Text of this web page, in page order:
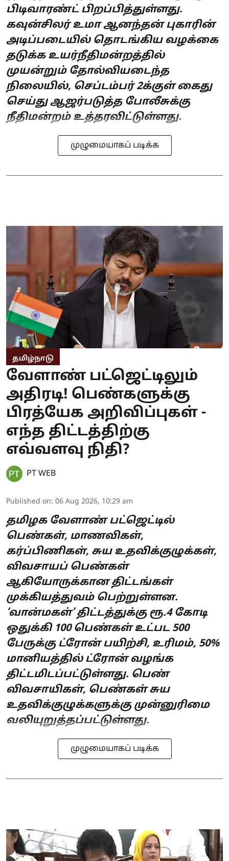
பிடிவாரண்ட் பிறப்பித்துள்ளது.
கவுன்சிலர் உமா ஆனந்தன் புகாரின்
அடிப்படையில் தொடங்கிய வழக்கை
தடுக்க உயர்நீதிமன்றத்தில்
முயன்றும் தோல்வியடைந்த
நிலையில், செப்டம்பர் 2க்குள் கைது
செய்து ஆஜர்படுத்த போலீசுக்கு
நீதிமன்றம் உத்தரவிட்டுள்ளது.
முழுமையாகப் படிக்க
தமிழ்நாடு
வேளாண் பட்ஜெட்டிலும்
அதிரடி! பெண்களுக்கு
பிரத்யேக அறிவிப்புகள் -
எந்த திட்டத்திற்கு
எவ்வளவு நிதி?
PT WEB
Published on: 06 Aug 2026, 10:29 am
தமிழக வேளாண் பட்ஜெட்டில்
பெண்கள், மாணவிகள்,
கர்ப்பிணிகள், சுய உதவிக்குழுக்கள்,
விவசாயப் பெண்கள்
ஆகியோருக்கான திட்டங்கள்
முக்கியத்துவம் பெற்றுள்ளன.
‘வான்மகள்’ திட்டத்துக்கு ரூ.4 கோடி
ஒதுக்கி 100 பெண்கள் உட்பட 500
பேருக்கு ட்ரோன் பயிற்சி, உரிமம், 50%
மானியத்தில் ட்ரோன் வழங்க
திட்டமிடப்பட்டுள்ளது. பெண்
விவசாயிகள், பெண்கள் சுய
உதவிக்குழுக்களுக்கு முன்னுரிமை
வலியுறுத்தப்பட்டுள்ளது.
முழுமையாகப் படிக்க